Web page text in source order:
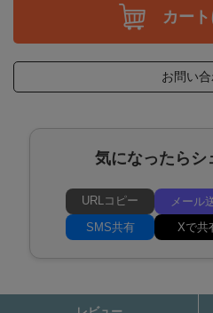
カー
お問い
気になったらシ
URLコピー メール
SMS共有
Xで共